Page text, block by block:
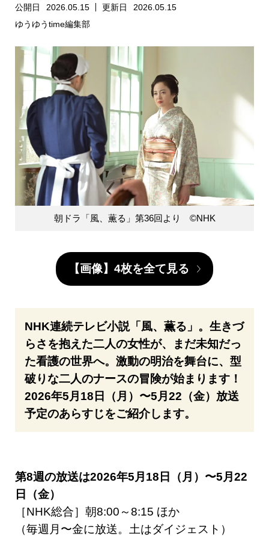
公開日 2026.05.15 更新日
2026.05.15
ゆうゆうtime編集部
朝ドラ「風、薫る」第36回より ©️NHK
【画像】4枚を全て見る
NHK連続テレビ小説「風、薫る」。生きづ
らさを抱えた二人の女性が、まだ未知だっ
た看護の世界へ。激動の明治を舞台に、型
破りな二人のナースの冒険が始まります！
2026年5月18日（月）〜5月22（金）放送
予定のあらすじをご紹介します。
第8週の放送は2026年5月18日（月）〜5月22
日（金）
［NHK総合］朝8:00～8:15 ほか
（毎週月〜金に放送。土はダイジェスト）